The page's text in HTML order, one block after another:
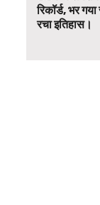
रिकॉर्ड, भर
रचा इतिहास।